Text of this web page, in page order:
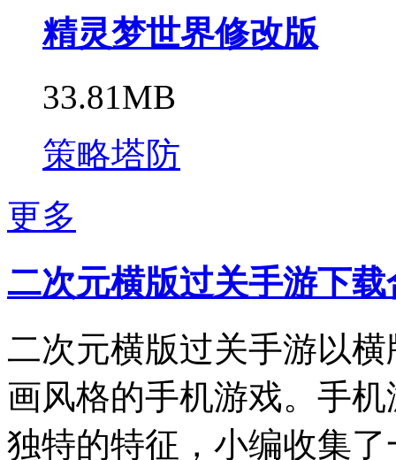
精灵梦世界修改版
33.81MB
策略塔防
更多
二次元横版过关手游下载
二次元横版过关手游以
画风格的手机游戏。手
独特的特征，小编收集